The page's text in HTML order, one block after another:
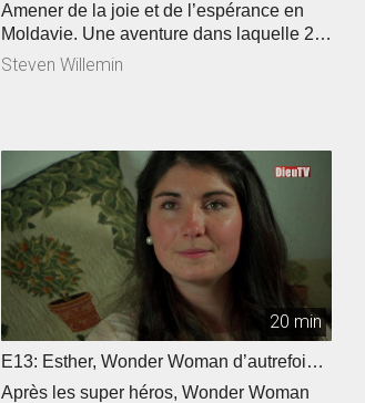
Amener de la joie et de l’espérance en
Moldavie. Une aventure dans laquelle 25
jeunes ont été impliqués durant 2
décidé de traverser la Suisse en marchant
pour le plaisir et pour fortifier leur couple.
Steven Willemin
20 min
E13: Esther, Wonder Woman d’autrefois!
(2017)
Après les super héros, Wonder Woman